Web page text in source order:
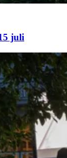
juli